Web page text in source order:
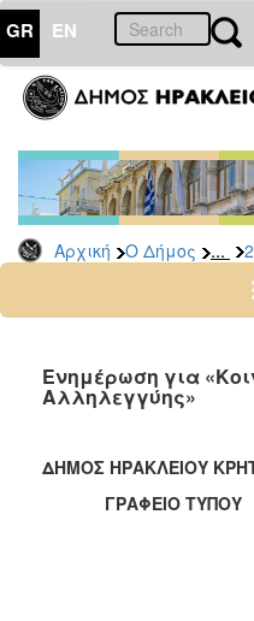
GR EN
Αρχική Ο Δήμος ...
ΔΗΜΟΣ
Δελτία
Τύπου
Αρχείο
2026
2024
2022
2020
2019
Ενημέρωση για
Αλληλεγγύης»
ΔΗΜΟΣ ΗΡΑΚΛΕΙΟΥ
ΓΡΑΦΕΙΟ ΤΥΠΟΥ